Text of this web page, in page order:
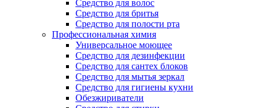
Средство для волос
Средство для бритья
Средство для полости рта
Профессиональная химия
Универсальное моющее
Средство для дезинфекции
Средство для сантех блоков
Средство для мытья зеркал
Средство для гигиены кухни
Обезжириватели